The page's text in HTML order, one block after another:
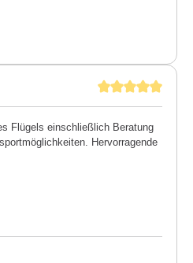
Flügels einschließlich Beratung
Hervorragende